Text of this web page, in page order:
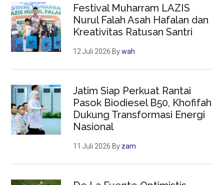
Festival Muharram LAZIS
Nurul Falah Asah Hafalan dan
Kreativitas Ratusan Santri
12 Juli 2026 Bywah
Jatim Siap Perkuat Rantai
Pasok Biodiesel B50, Khofifah
Dukung Transformasi Energi
Nasional
11 Juli 2026 By zam